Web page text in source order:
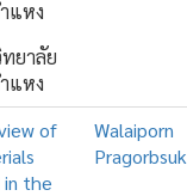
แหง
ยาลัย
แหง
of
in the
Walaiporn
Pragorbsuk